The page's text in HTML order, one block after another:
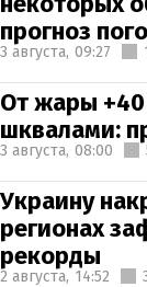
прогноз
3 августа, 09:27
От жары +40
шквалами:
3 августа, 08:00
Украину
регионах
рекорды
2 августа, 14:52